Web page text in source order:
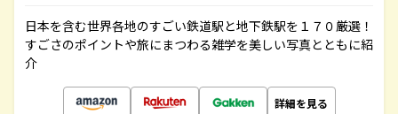
日本を含む世界各地のすごい鉄道駅と地下鉄駅を１７０厳選！
すごさのポイントや旅にまつわる雑学を美しい写真とともに紹
介
詳細を見る